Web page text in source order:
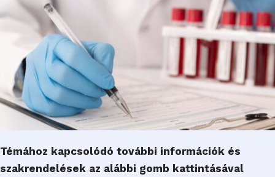
Témához kapcsolódó további információk és
szakrendelések az alábbi gomb kattintásával